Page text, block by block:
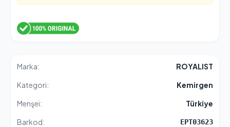
Marka:
ROYALIST
Kategori:
Kemirgen
Menşei:
Türkiye
Barkod:
EPT03623